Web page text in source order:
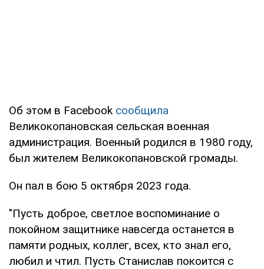
Об этом в Facebook сообщила
Великокопановская сельская военная
администрация. Военный родился в 1980 году,
был жителем Великокопановской громады.
Он пал в бою 5 октября 2023 года.
"Пусть доброе, светлое воспоминание о
покойном защитнике навсегда останется в
памяти родных, коллег, всех, кто знал его,
любил и чтил. Пусть Станислав покоится с